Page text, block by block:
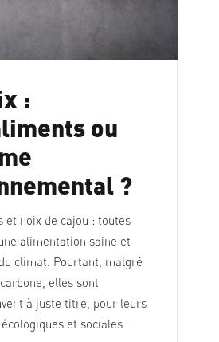
:
ou
?
et noix de cajou : toutes
alimentation saine et
climat. Pourtant, malgré
elles sont
à juste titre, pour leurs
et sociales.